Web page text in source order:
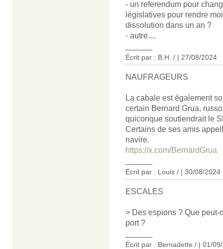
- un referendum pour
législatives pour rendre
dissolution dans un an ?
- autre....
Écrit par : B.H. / | 27/08/2024
NAUFRAGEURS
La cabale est également
certain Bernard Grua,
quiconque soutiendrait le
Certains de ses amis
navire.
https://x.com/BernardGrua
Écrit par : Louis / | 30/08/2024
ESCALES
> Des espions ? Que
port ?
Écrit par : Bernadette / | 01/